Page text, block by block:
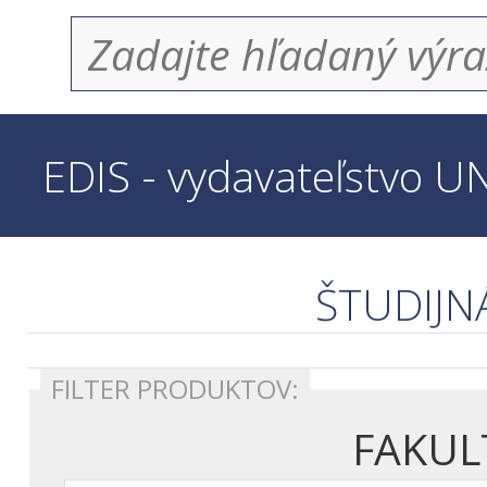
EDIS - vydavateľstvo
FILTER PRODUKTOV: